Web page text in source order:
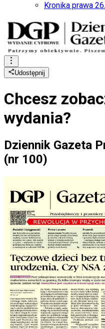
Kronika prawa
Udostępnij
Chcesz
wydania?
Dziennik Gazeta
(nr 100)